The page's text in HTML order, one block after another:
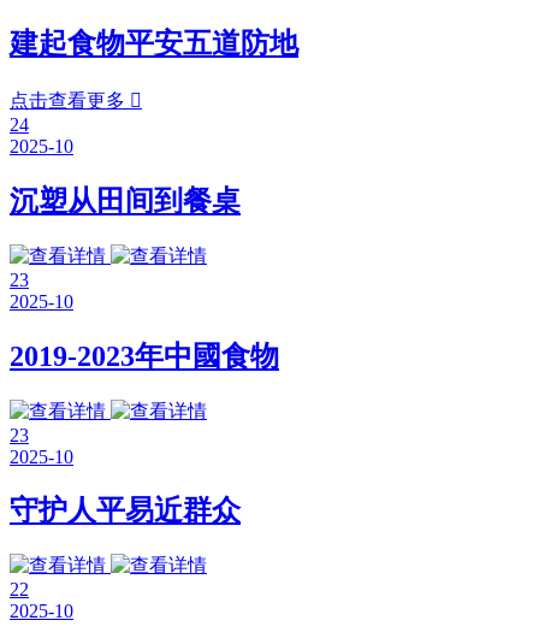
建起食物平安五道防地
点击查看更多 
24
2025-10
沉塑从田间到餐桌
23
2025-10
2019-2023年中國食物
23
2025-10
守护人平易近群众
22
2025-10